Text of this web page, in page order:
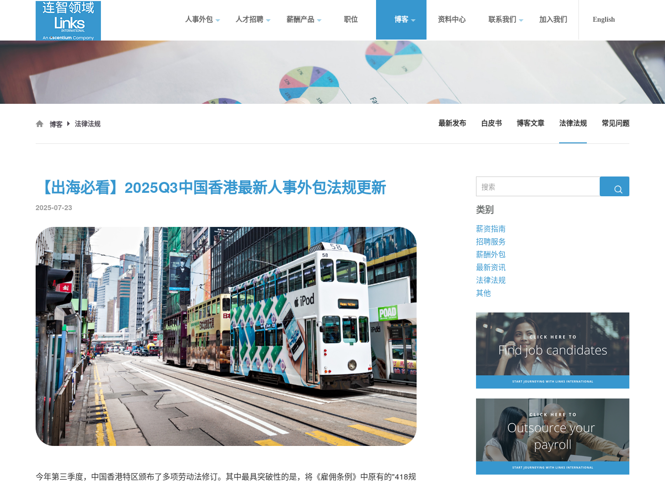
人事外包 人才招聘 薪酬产品 职位 博客 资料中心 联系我们 加入我们 English
博客 法律法规 最新发布 白皮书 博客文章 法律法规 常见问题
【出海必看】2025Q3中国香港最新人事外包法规更新
2025-07-23
今年第三季度，中国香港特区颁布了多项劳动法修订。其中最具突破性的是，将《雇佣条例》中原有的"418规
类别
薪资指南
招聘服务
薪酬外包
最新资讯
法律法规
其他